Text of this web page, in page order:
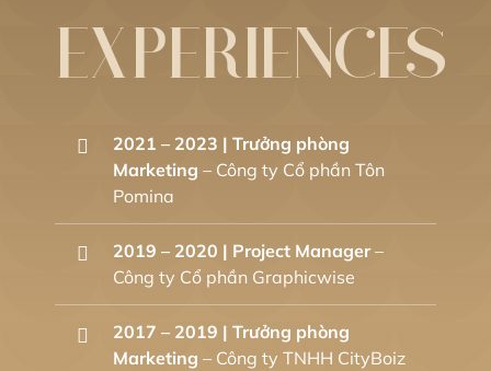
EXPERIENCES
2021 – 2023 | Trưởng phòng
Marketing – Công ty Cổ phần Tôn
Pomina
2019 – 2020 | Project Manager–
Công ty Cổ phần Graphicwise
2017 – 2019 | Trưởng phòng
Marketing – Công ty TNHH CityBoiz